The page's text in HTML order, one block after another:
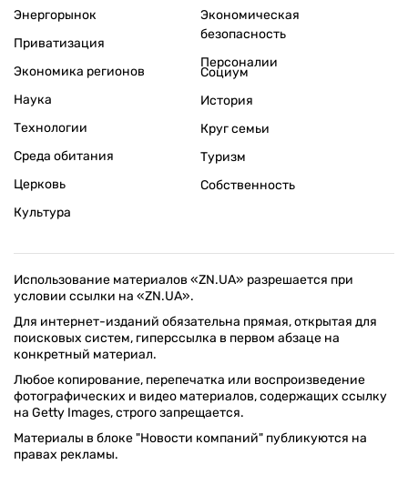
Энергорынок
Приватизация
Экономика регионов
Экономическая
безопасность
Персоналии
Наука
Технологии
Среда обитания
Церковь
Культура
Социум
История
Круг семьи
Туризм
Собственность
Использование материалов «ZN.UA» разрешается при
условии ссылки на «ZN.UA».
Для интернет-изданий обязательна прямая, открытая для
поисковых систем, гиперссылка в первом абзаце на
конкретный материал.
Любое копирование, перепечатка или воспроизведение
фотографических и видео материалов, содержащих ссылку
на Getty Images, строго запрещается.
Материалы в блоке "Новости компаний" публикуются на
правах рекламы.